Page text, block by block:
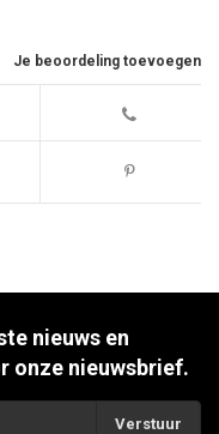
Je beoordeling toevoegen
nieuws en
onze nieuwsbrief.
Verstuur